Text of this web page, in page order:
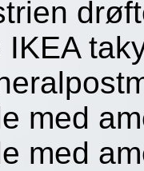
med
med